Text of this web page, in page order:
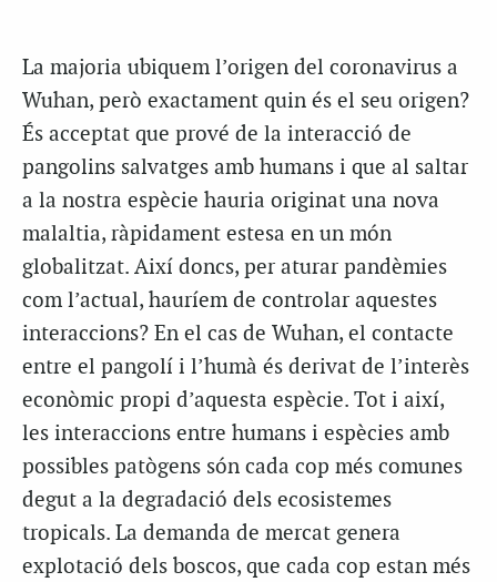
La majoria ubiquem l’origen del coronavirus a
Wuhan, però exactament quin és el seu origen?
És acceptat que prové de la interacció de
pangolins salvatges amb humans i que al saltar
a la nostra espècie hauria originat una nova
malaltia, ràpidament estesa en un món
globalitzat. Així doncs, per aturar pandèmies
com l’actual, hauríem de controlar aquestes
interaccions? En el cas de Wuhan, el contacte
entre el pangolí i l’humà és derivat de l’interès
econòmic propi d’aquesta espècie. Tot i així,
les interaccions entre humans i espècies amb
possibles patògens són cada cop més comunes
degut a la degradació dels ecosistemes
tropicals. La demanda de mercat genera
explotació dels boscos, que cada cop estan més